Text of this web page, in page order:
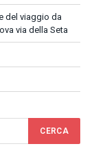
del viaggio da
via della Seta